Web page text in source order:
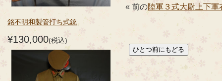
銘不明和製管打ち式銃
¥130,000(税込)
« 前の陸軍３式大尉上下軍